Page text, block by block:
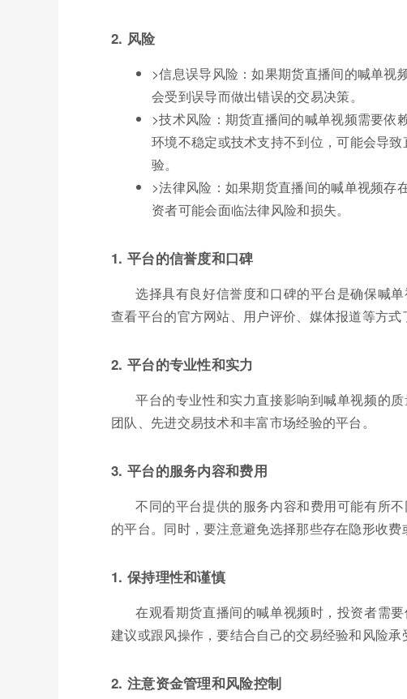
2. 风险
>信息误导风险：如果期货直播间的喊单视
会受到误导而做出错误的交易决策。
>技术风险：期货直播间的喊单视频需要依
环境不稳定或技术支持不到位，可能会导
验。
>法律风险：如果期货直播间的喊单视频存
资者可能会面临法律风险和损失。
1. 平台的信誉度和口碑
选择具有良好信誉度和口碑的平台是确保喊
查看平台的官方网站、用户评价、媒体报道等方式
2. 平台的专业性和实力
平台的专业性和实力直接影响到喊单视频的
团队、先进交易技术和丰富市场经验的平台。
3. 平台的服务内容和费用
不同的平台提供的服务内容和费用可能有所
的平台。同时，要注意避免选择那些存在隐形收费
1. 保持理性和谨慎
在观看期货直播间的喊单视频时，投资者需
建议或跟风操作，要结合自己的交易经验和风险承
2. 注意资金管理和风险控制